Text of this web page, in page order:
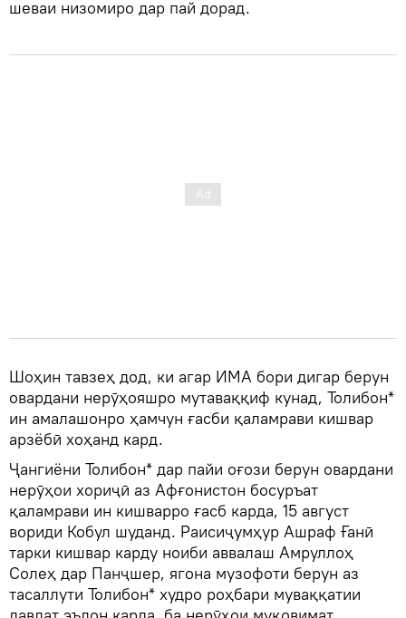
шеваи низомиро дар пай дорад.
Шоҳин тавзеҳ дод, ки агар ИМА бори дигар берун
овардани нерӯҳояшро мутаваққиф кунад, Толибон*
ин амалашонро ҳамчун ғасби қаламрави кишвар
арзёбӣ хоҳанд кард.
Ҷангиёни Толибон* дар пайи оғози берун овардани
нерӯҳои хориҷӣ аз Афғонистон босуръат
қаламрави ин кишварро ғасб карда, 15 август
вориди Кобул шуданд. Раисиҷумҳур Ашраф Ғанӣ
тарки кишвар карду ноиби аввалаш Амруллоҳ
Солеҳ дар Панҷшер, ягона музофоти берун аз
тасаллути Толибон* худро роҳбари муваққатии